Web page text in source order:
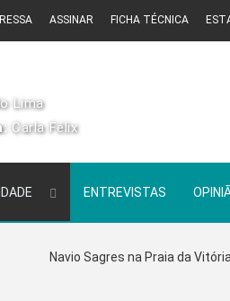
ASSINAR FICHA TÉCNICA
Lima
Carla Félix
ENTREVISTAS
Navio Sagres na Praia da